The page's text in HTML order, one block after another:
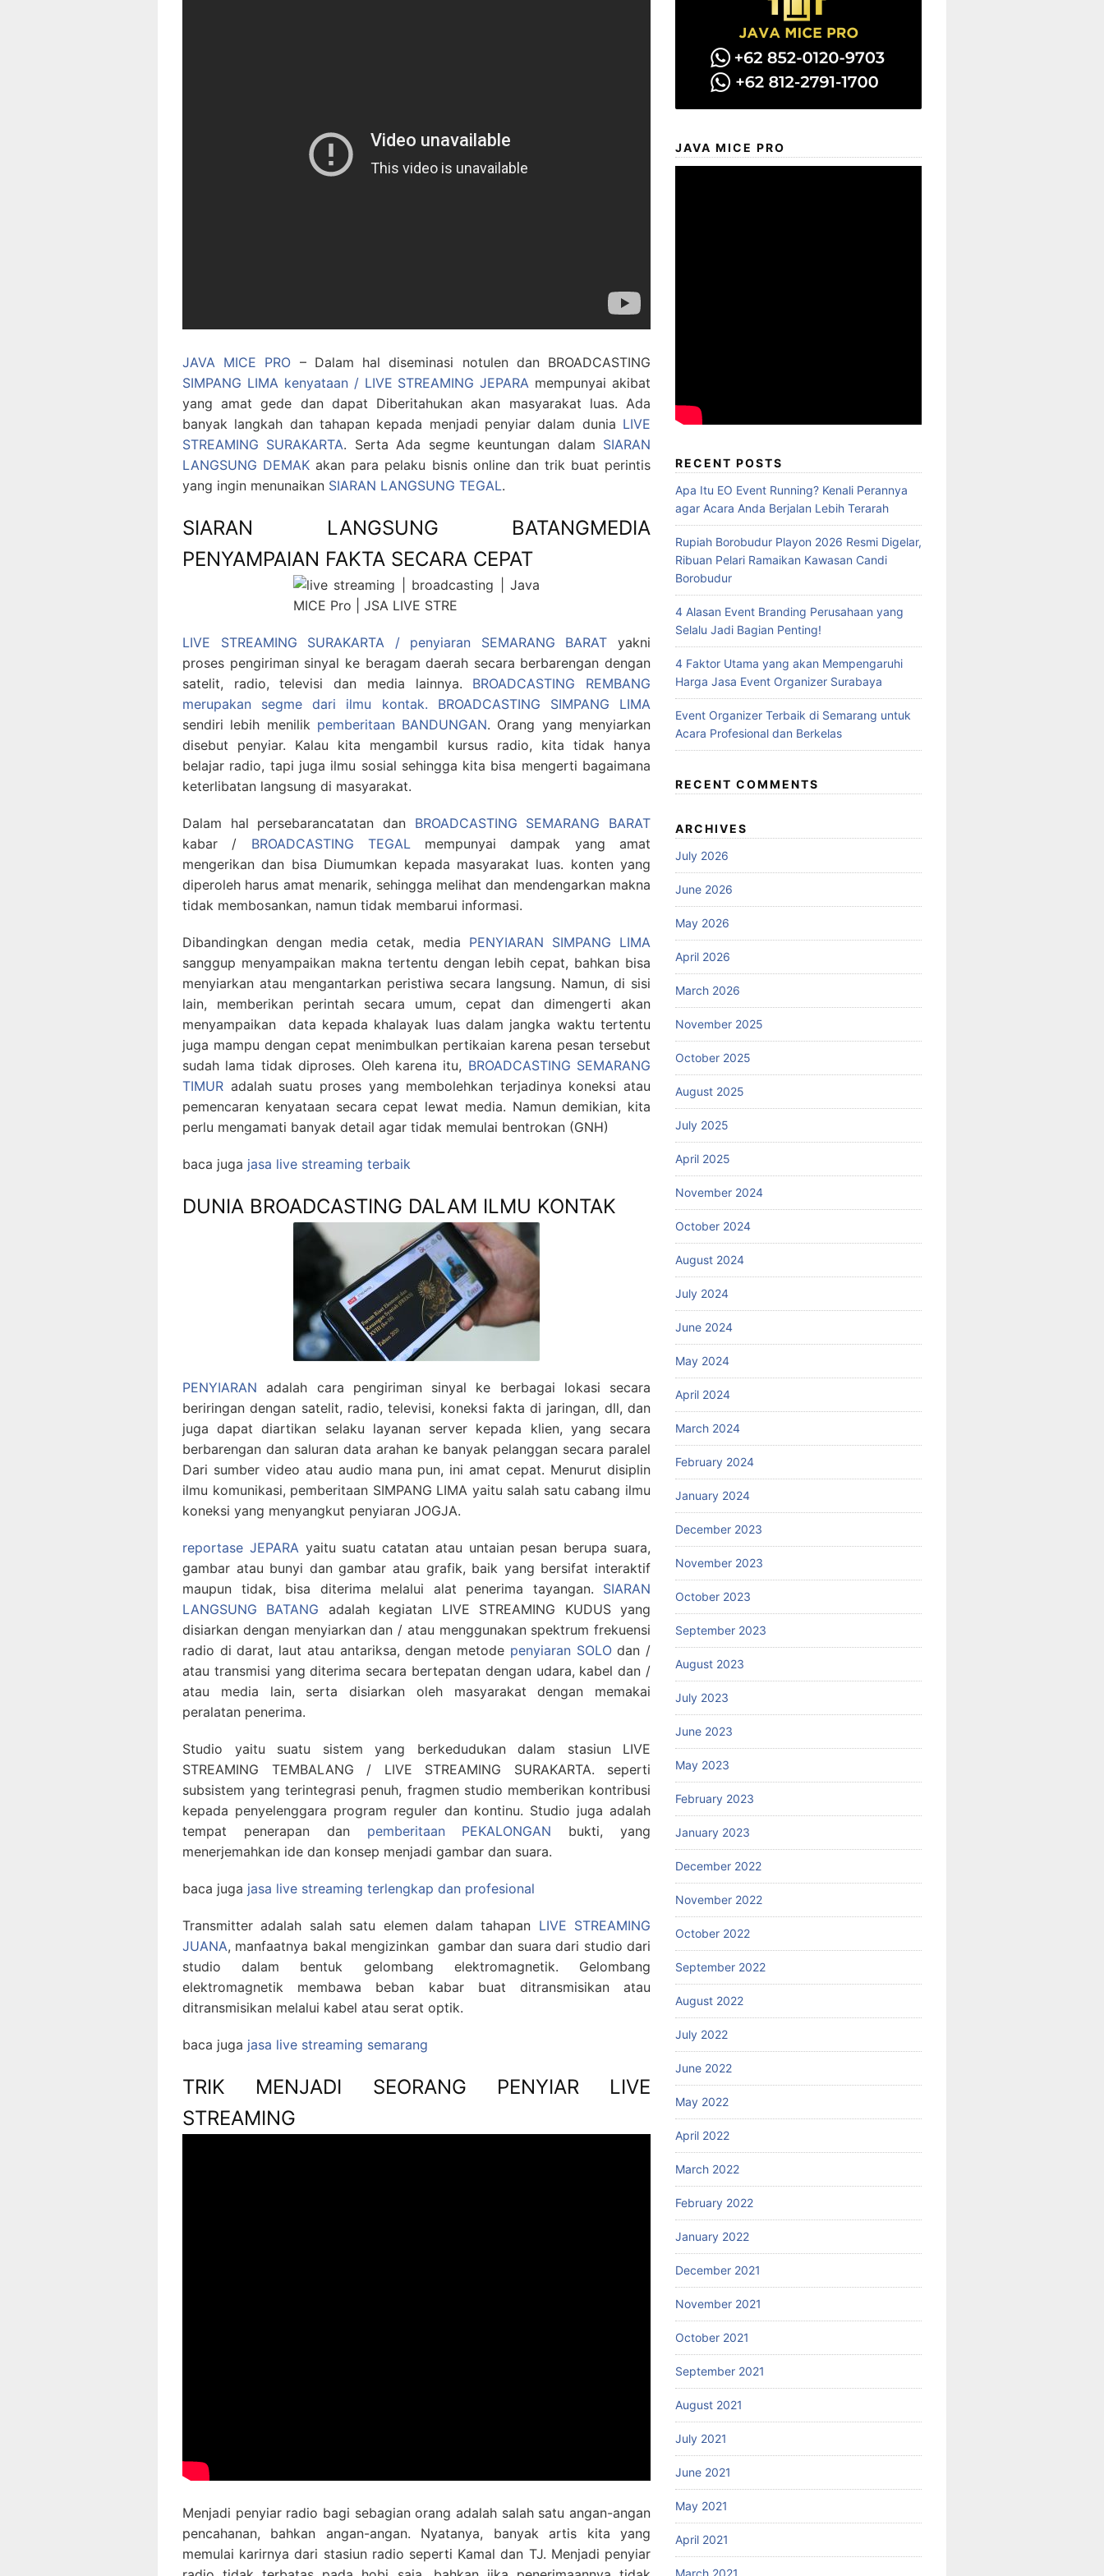
JAVA MICE PRO – Dalam hal diseminasi notulen dan BROADCASTING
SIMPANG LIMA kenyataan / LIVE STREAMING JEPARA mempunyai akibat
yang amat gede dan dapat Diberitahukan akan masyarakat luas. Ada
banyak langkah dan tahapan kepada menjadi penyiar dalam dunia LIVE
STREAMING SURAKARTA. Serta Ada segme keuntungan dalam SIARAN
LANGSUNG DEMAK akan para pelaku bisnis online dan trik buat perintis
yang ingin menunaikan SIARAN LANGSUNG TEGAL.
SIARAN LANGSUNG BATANGMEDIA
PENYAMPAIAN FAKTA SECARA CEPAT
LIVE STREAMING SURAKARTA / penyiaran SEMARANG BARAT yakni
proses pengiriman sinyal ke beragam daerah secara berbarengan dengan
satelit, radio, televisi dan media lainnya. BROADCASTING REMBANG
merupakan segme dari ilmu kontak. BROADCASTING SIMPANG LIMA
sendiri lebih menilik pemberitaan BANDUNGAN. Orang yang menyiarkan
disebut penyiar. Kalau kita mengambil kursus radio, kita tidak hanya
belajar radio, tapi juga ilmu sosial sehingga kita bisa mengerti bagaimana
keterlibatan langsung di masyarakat.
Dalam hal persebarancatatan dan BROADCASTING SEMARANG BARAT
kabar / BROADCASTING TEGALmempunyai dampak yang amat
mengerikan dan bisa Diumumkan kepada masyarakat luas. konten yang
diperoleh harus amat menarik, sehingga melihat dan mendengarkan makna
tidak membosankan, namun tidak membarui informasi.
Dibandingkan dengan media cetak, media PENYIARAN SIMPANG LIMA
sanggup menyampaikan makna tertentu dengan lebih cepat, bahkan bisa
menyiarkan atau mengantarkan peristiwa secara langsung. Namun, di sisi
lain, memberikan perintah secara umum, cepat dan dimengerti akan
menyampaikan data kepada khalayak luas dalam jangka waktu tertentu
juga mampu dengan cepat menimbulkan pertikaian karena pesan tersebut
sudah lama tidak diproses. Oleh karena itu, BROADCASTING SEMARANG
TIMUR adalah suatu proses yang membolehkan terjadinya koneksi atau
pemencaran kenyataan secara cepat lewat media. Namun demikian, kita
perlu mengamati banyak detail agar tidak memulai bentrokan (GNH)
baca juga jasa live streaming terbaik
DUNIA BROADCASTING DALAM ILMU KONTAK
PENYIARAN adalah cara pengiriman sinyal ke berbagai lokasi secara
beriringan dengan satelit, radio, televisi, koneksi fakta di jaringan, dll, dan
juga dapat diartikan selaku layanan server kepada klien, yang secara
berbarengan dan saluran data arahan ke banyak pelanggan secara paralel
Dari sumber video atau audio mana pun, ini amat cepat. Menurut disiplin
ilmu komunikasi, pemberitaan SIMPANG LIMA yaitu salah satu cabang ilmu
koneksi yang menyangkut penyiaran JOGJA.
reportase JEPARAyaitu suatu catatan atau untaian pesan berupa suara,
gambar atau bunyi dan gambar atau grafik, baik yang bersifat interaktif
maupun tidak, bisa diterima melalui alat penerima tayangan. SIARAN
LANGSUNG BATANG adalah kegiatan LIVE STREAMING KUDUS yang
disiarkan dengan menyiarkan dan / atau menggunakan spektrum frekuensi
radio di darat, laut atau antariksa, dengan metode penyiaran SOLOdan /
atau transmisi yang diterima secara bertepatan dengan udara, kabel dan /
atau media lain, serta disiarkan oleh masyarakat dengan memakai
peralatan penerima.
Studio yaitu suatu sistem yang berkedudukan dalam stasiun LIVE
STREAMING TEMBALANG / LIVE STREAMING SURAKARTA. seperti
subsistem yang terintegrasi penuh, fragmen studio memberikan kontribusi
kepada penyelenggara program reguler dan kontinu. Studio juga adalah
tempat penerapan dan pemberitaan PEKALONGAN bukti, yang
menerjemahkan ide dan konsep menjadi gambar dan suara.
baca juga jasa live streaming terlengkap dan profesional
Transmitter adalah salah satu elemen dalam tahapan LIVE STREAMING
JUANA, manfaatnya bakal mengizinkan gambar dan suara dari studio dari
studio dalam bentuk gelombang elektromagnetik. Gelombang
elektromagnetik membawa beban kabar buat ditransmisikan atau
ditransmisikan melalui kabel atau serat optik.
baca juga jasa live streaming semarang
TRIK MENJADI SEORANG PENYIAR LIVE
STREAMING
Menjadi penyiar radio bagi sebagian orang adalah salah satu angan-angan
pencahanan, bahkan angan-angan. Nyatanya, banyak artis kita yang
memulai karirnya dari stasiun radio seperti Kamal dan TJ. Menjadi penyiar
JAVA MICE PRO
RECENT POSTS
Apa Itu EO Event Running? Kenali Perannya
agar Acara Anda Berjalan Lebih Terarah
Rupiah Borobudur Playon 2026 Resmi Digelar,
Ribuan Pelari Ramaikan Kawasan Candi
Borobudur
4 Alasan Event Branding Perusahaan yang
Selalu Jadi Bagian Penting!
4 Faktor Utama yang akan Mempengaruhi
Harga Jasa Event Organizer Surabaya
Event Organizer Terbaik di Semarang untuk
Acara Profesional dan Berkelas
RECENT COMMENTS
ARCHIVES
July 2026
June 2026
May 2026
April 2026
March 2026
November 2025
October 2025
August 2025
July 2025
April 2025
November 2024
October 2024
August 2024
July 2024
June 2024
May 2024
April 2024
March 2024
February 2024
January 2024
December 2023
November 2023
October 2023
September 2023
August 2023
July 2023
June 2023
May 2023
February 2023
January 2023
December 2022
November 2022
October 2022
September 2022
August 2022
July 2022
June 2022
May 2022
April 2022
March 2022
February 2022
January 2022
December 2021
November 2021
October 2021
September 2021
August 2021
July 2021
June 2021
May 2021
April 2021
March 2021